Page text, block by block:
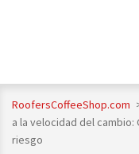
RoofersCoffeeShop.com
a la velocidad del cambio:
riesgo